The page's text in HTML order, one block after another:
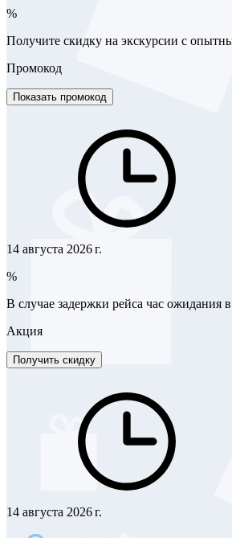
%
Получите скидку на экскурсии с
Промокод
Показать промокод
14 августа 2026 г.
%
В случае задержки рейса час ожидания
Акция
Получить скидку
14 августа 2026 г.